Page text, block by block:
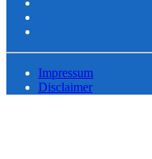
Impressum
Disclaimer